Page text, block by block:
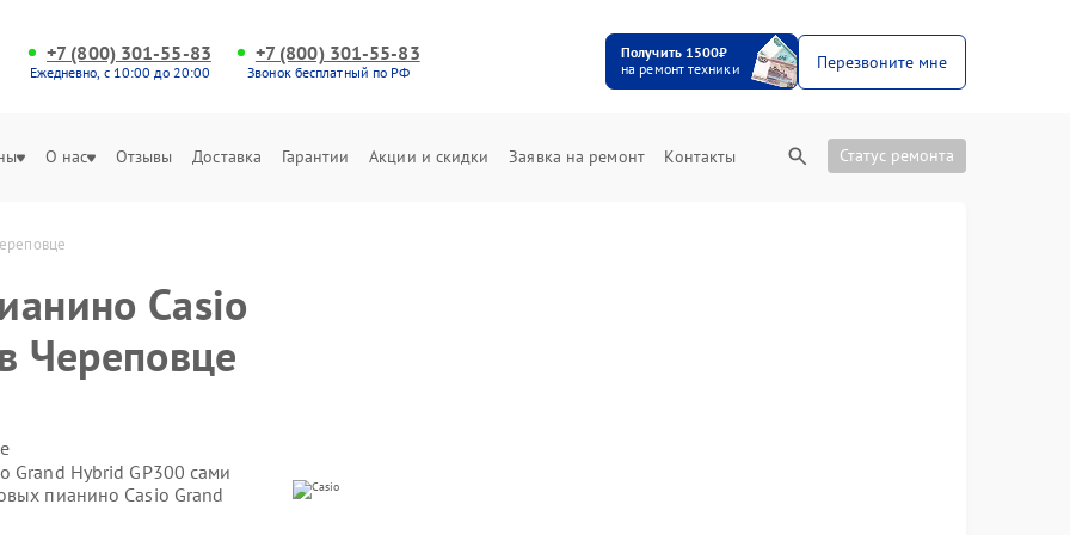
+7 (800) 301-55-83
Ежедневно, с 10:00 до 20:00
+7 (800) 301-55-83
Звонок бесплатный по РФ
Получить 1500₽
на ремонт техники
Перезвоните мне
О нас Отзывы Доставка Гарантии Акции и скидки Заявка на ремонт Контакты Статус ремонта
Casio
Череповце
Grand Hybrid GP300 сами
пианино Casio Grand